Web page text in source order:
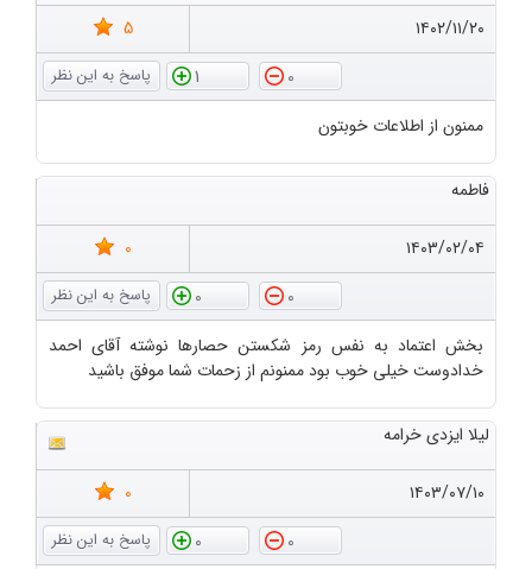
۱۴۰۲/۱۱/۲۰
5
0
1
ممنون از اطلاعات خوبتون
فاطمه
۱۴۰۳/۰۲/۰۴
0
0
0
بخش اعتماد به نفس رمز شکستن حصارها نوشته آقای احمد
خدادوست خیلی خوب بود ممنونم از زحمات شما موفق باشید
لیلا ایزدی خرامه
۱۴۰۳/۰۷/۱۰
0
0
0